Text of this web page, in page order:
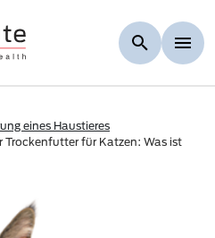
eines Haustieres
Trockenfutter für Katzen: Was ist